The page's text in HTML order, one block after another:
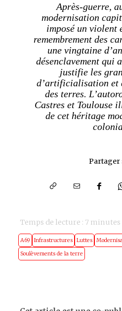
Après-guerre,
modernisation
imposé un violent
remembrement des
une vingtaine
désenclavement qui
justifie les
d’artificialisation et
des terres.
Castres et Toulouse
de cet héritage
Partager
Temps de lecture : 7 minutes
A69 Infrastructures Luttes
Soulèvements de la terre